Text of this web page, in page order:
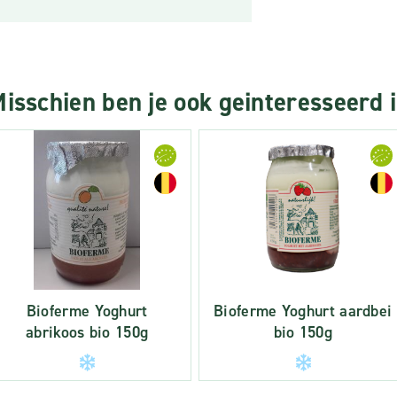
ben je ook geinteresseerd
Bioferme Yoghurt
abrikoos bio 150g
Bioferme Yoghurt aardbei
bio 150g